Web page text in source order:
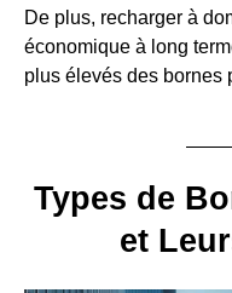
De plus, recharger à
économique à long
plus élevés des bornes
Types de
et